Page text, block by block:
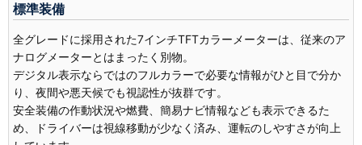
標準装備
全グレードに採用された7インチTFTカラーメーターは、従来のア
ナログメーターとはまったく別物。
デジタル表示ならではのフルカラーで必要な情報がひと目で分か
り、夜間や悪天候でも視認性が抜群です。
安全装備の作動状況や燃費、簡易ナビ情報なども表示できるた
め、ドライバーは視線移動が少なく済み、運転のしやすさが向上